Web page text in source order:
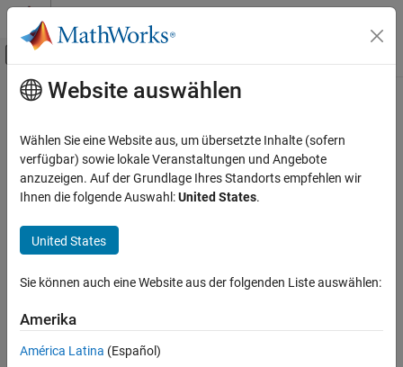
Weiter zum Inhalt
Umschaltung für Off-Canvas-
Startseite der Dokumentation
Hauptinhalt
How useful was this information?
Website auswählen
Wählen Sie eine Website aus, um übersetzte Inhalte (sofern
verfügbar) sowie lokale Veranstaltungen und Angebote
anzuzeigen. Auf der Grundlage Ihres Standorts empfehlen wir
Ihnen die folgende Auswahl:United States.
United States
Sie können auch eine Website aus der folgenden Liste auswählen:
Amerika
América Latina (Español)